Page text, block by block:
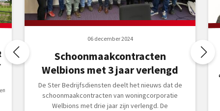
06 december 2024
Schoonmaakcontracten
Welbions met 3 jaar verlengd
De Ster Bedrijfsdiensten deelt het nieuws dat de
schoonmaakcontracten van woningcorporatie
Welbions met drie jaar zijn verlengd. De